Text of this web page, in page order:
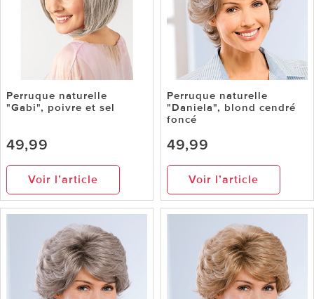
Perruque naturelle
"Gabi", poivre et sel
49,99
Voir l’article
Perruque naturelle
"Daniela", blond cendré
foncé
49,99
Voir l’article